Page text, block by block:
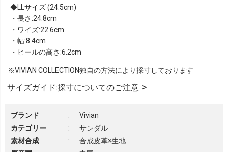
LLサイズ (24.5cm)
・長さ:24.8cm
・ワイズ:22.6cm
・幅:8.4cm
・ヒールの高さ:6.2cm
※VIVIAN COLLECTION独自の方法により採寸しております
サイズガイド:採寸についてのご注意
ブランド :
Vivian
カテゴリー
:
サンダル
素材合成
:
合成皮革×生地